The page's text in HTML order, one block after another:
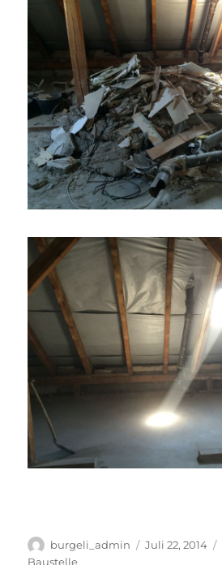
Author
burgeli_admin
Posted
Juli 22, 2014
Baustelle